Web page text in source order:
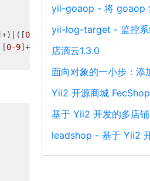
0-9 *[1-9][0-9]*))$
0-9]+)|([ 0-9]*[1-9][0-9]*
店滴云1.3.0
Yii2 开源商城 FecShop